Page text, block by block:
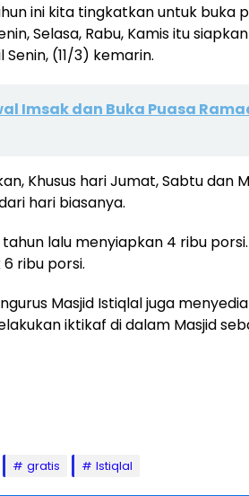
ini kita tingkatkan untuk buka
Selasa, Rabu, Kamis itu
(11/3) kemarin.
Imsak dan Buka Puasa
Khusus hari Jumat, Sabtu dan
hari biasanya.
lalu menyiapkan 4 ribu
ribu porsi.
Masjid Istiqlal juga
iktikaf di dalam Masjid
gratis Istiqlal